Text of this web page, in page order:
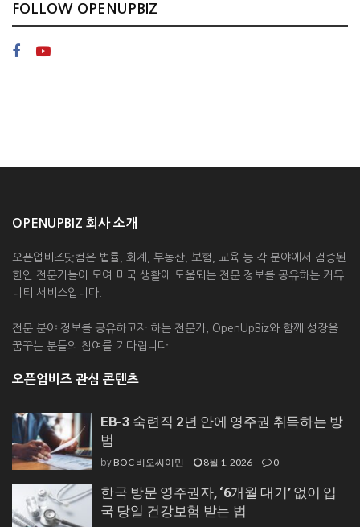
FOLLOW OPENUPBIZ
OPENUPBIZ 회사 소개
오픈업비즈닷컴은 법률, 회계, 부동산, 보험, 교육 등 각 분야에서 검증된
한인 전문가들이 모여 미국 생활에 도움되는 전문 정보를 공유하는 커뮤
니티 서비스입니다.
전문 분야 정보를 공유하고자 하는 전문가, OpenUpBiz와 함께 성장을
꿈꾸는 분들의 참여를 기다립니다.
오픈업비즈 관심 콘텐츠
EB-3 숙련직 2년 안에 영주권 취득하는 방
법
byBOC 비오씨이민 8월 1, 2026 0
한국 방문 영주권자, ‘6개월 대기’ 없이 입
국 당일 건강보험 받는 법